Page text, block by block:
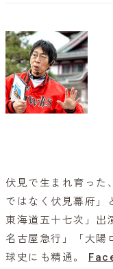
伏見で生まれ育った
ではなく伏見幕府」
東海道五十七次」出
名古屋急行」「大陽
球史にも精通。